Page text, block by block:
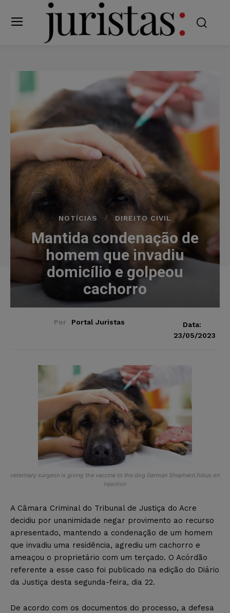
NOTÍCIAS DIREITO CIVIL
Mantida condenação de
homem que invadiu
domicílio e golpeou
cachorro
Por Portal Juristas
Data:
23/05/2023
veterinary surgeon is giving the vaccine to the dog German Shepherd,fokus on
injection
A Câmara Criminal do Tribunal de Justiça do Acre
decidiu por unanimidade negar provimento ao recurso
apresentado, mantendo a condenação de um homem
que invadiu uma residência, agrediu um cachorro e
ameaçou o proprietário com um terçado. O Acórdão
referente a esse caso foi publicado na edição do Diário
da Justiça desta segunda-feira, dia 22.
De acordo com os documentos do processo, a defesa